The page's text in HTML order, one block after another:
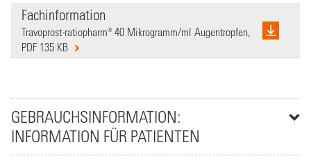
Fachinformation
Travoprost-ratiopharm® 40 Mikrogramm/ml Augentropfen,
PDF 135 KB
GEBRAUCHSINFORMATION:
INFORMATION FÜR PATIENTEN